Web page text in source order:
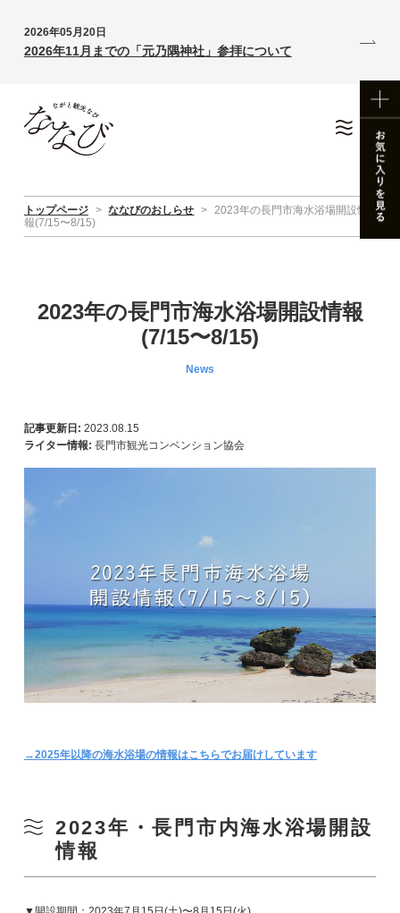
2026年05月20日
2026年11月までの「元乃隅神社」参拝について
トップページ > ななびのおしらせ > 2023年の長門市海水浴場開設情
報(7/15〜8/15)
2023年の長門市海水浴場開設情報
(7/15〜8/15)
News
記事更新日: 2023.08.15
ライター情報: 長門市観光コンベンション協会
→2025年以降の海水浴場の情報はこちらでお届けしています
2023年・長門市内海水浴場開設
情報